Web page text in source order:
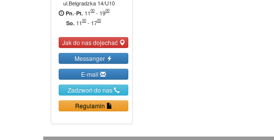
ul.Belgradzka 14/U10
Pn.-Pt. 1100 - 1900
So. 1100 - 1700
Jak do nas dojechać
Messanger
E-mail
Zadzwoń do nas
Regulamin